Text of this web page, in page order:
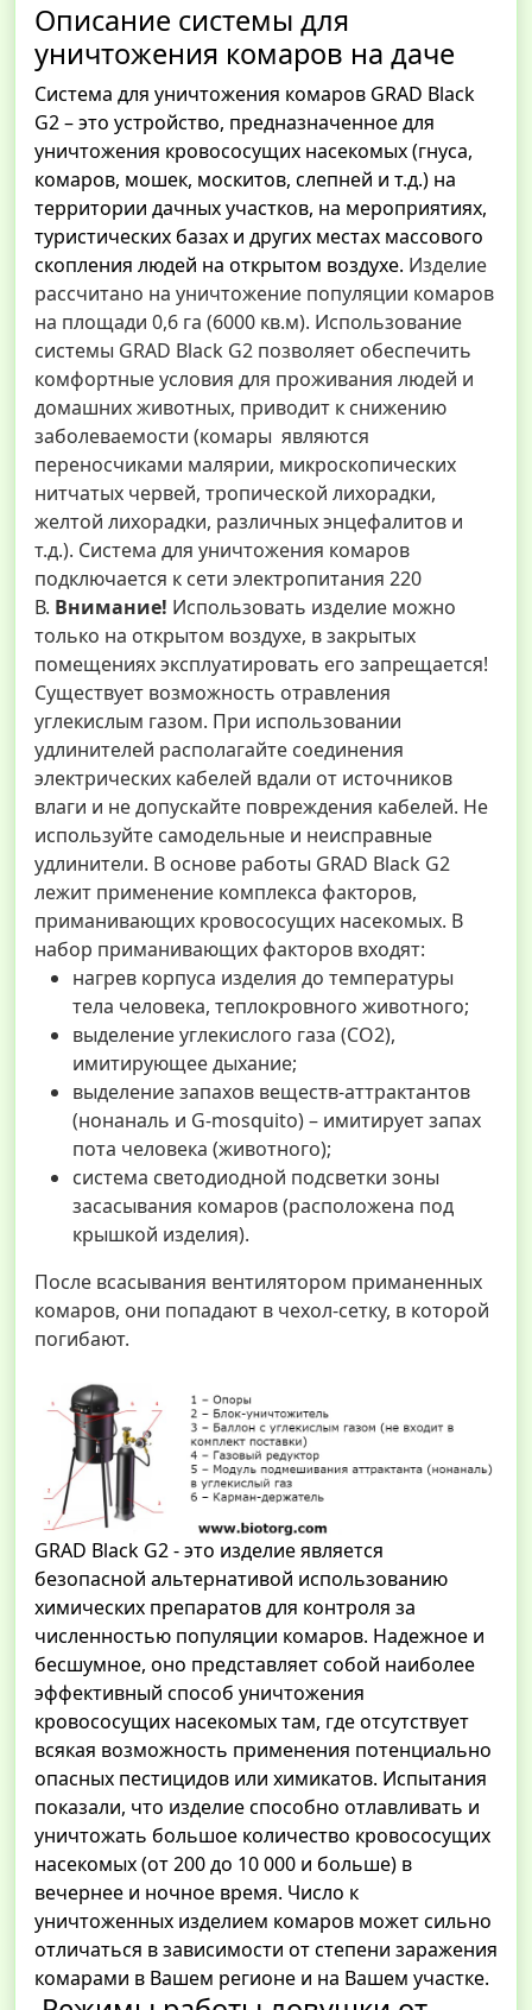
Описание системы для
уничтожения комаров на даче
Система для уничтожения комаров GRAD Black
G2 – это устройство, предназначенное для
уничтожения кровососущих насекомых (гнуса,
комаров, мошек, москитов, слепней и т.д.) на
территории дачных участков, на мероприятиях,
туристических базах и других местах массового
скопления людей на открытом воздухе. Изделие
рассчитано на уничтожение популяции комаров
на площади 0,6 га (6000 кв.м). Использование
системы GRAD Black G2 позволяет обеспечить
комфортные условия для проживания людей и
домашних животных, приводит к снижению
заболеваемости (комары являются
переносчиками малярии, микроскопических
нитчатых червей, тропической лихорадки,
желтой лихорадки, различных энцефалитов и
т.д.). Система для уничтожения комаров
подключается к сети электропитания 220
В. Внимание! Использовать изделие можно
только на открытом воздухе, в закрытых
помещениях эксплуатировать его запрещается!
Существует возможность отравления
углекислым газом. При использовании
удлинителей располагайте соединения
электрических кабелей вдали от источников
влаги и не допускайте повреждения кабелей. Не
используйте самодельные и неисправные
удлинители. В основе работы GRAD Black G2
лежит применение комплекса факторов,
приманивающих кровососущих насекомых. В
набор приманивающих факторов входят:
нагрев корпуса изделия до температуры
тела человека, теплокровного животного;
выделение углекислого газа (СО2),
имитирующее дыхание;
выделение запахов веществ-аттрактантов
(нонаналь и G-mosquito) – имитирует запах
пота человека (животного);
система светодиодной подсветки зоны
засасывания комаров (расположена под
крышкой изделия).
После всасывания вентилятором приманенных
комаров, они попадают в чехол-сетку, в которой
погибают.
GRAD Black G2 - это изделие является
безопасной альтернативой использованию
химических препаратов для контроля за
численностью популяции комаров. Надежное и
бесшумное, оно представляет собой наиболее
эффективный способ уничтожения
кровососущих насекомых там, где отсутствует
всякая возможность применения потенциально
опасных пестицидов или химикатов. Испытания
показали, что изделие способно отлавливать и
уничтожать большое количество кровососущих
насекомых (от 200 до 10 000 и больше) в
вечернее и ночное время. Число к
уничтоженных изделием комаров может сильно
отличаться в зависимости от степени заражения
комарами в Вашем регионе и на Вашем участке.